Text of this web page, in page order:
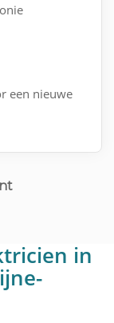
een nieuwe
in